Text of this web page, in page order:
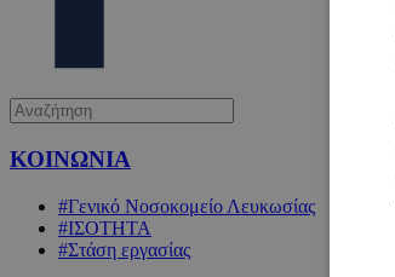
ΚΟΙΝΩΝΙΑ
#Γενικό Νοσοκομείο Λευκωσίας
#ΙΣΟΤΗΤΑ
#Στάση εργασίας